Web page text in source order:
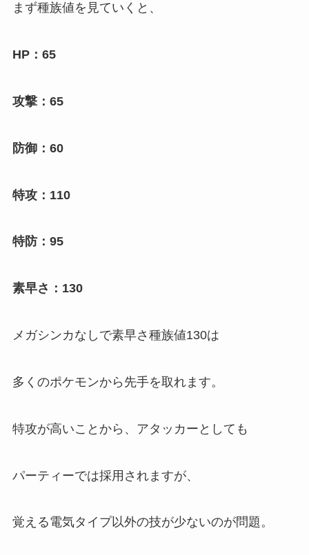
まず種族値を見ていくと、
HP：65
攻撃：65
防御：60
特攻：110
特防：95
素早さ：130
メガシンカなしで素早さ種族値130は
多くのポケモンから先手を取れます。
特攻が高いことから、アタッカーとしても
パーティーでは採用されますが、
覚える電気タイプ以外の技が少ないのが問題。